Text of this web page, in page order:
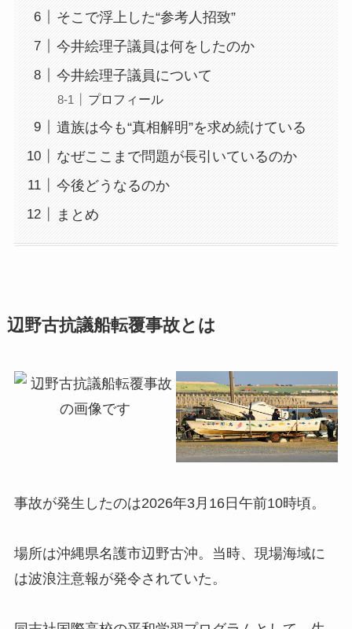
そこで浮上した“参考人招致”
今井絵理子議員は何をしたのか
今井絵理子議員について
プロフィール
遺族は今も“真相解明”を求め続けている
なぜここまで問題が長引いているのか
今後どうなるのか
まとめ
辺野古抗議船転覆事故とは
事故が発生したのは2026年3月16日午前10時頃。
場所は沖縄県名護市辺野古沖。当時、現場海域に
は波浪注意報が発令されていた。